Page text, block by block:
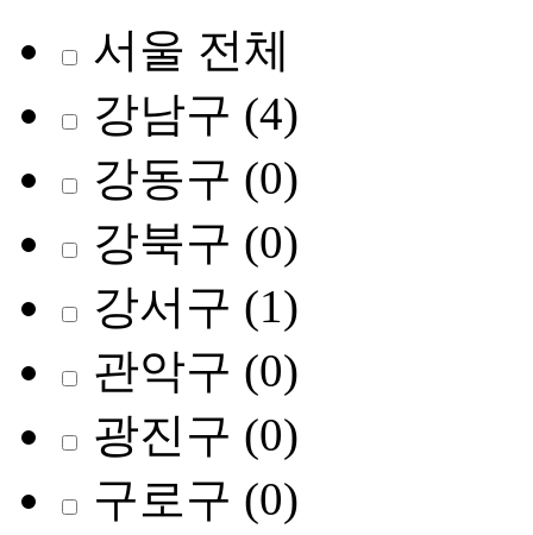
서울 전체
강남구 (4)
강동구 (0)
강북구 (0)
강서구 (1)
관악구 (0)
광진구 (0)
구로구 (0)